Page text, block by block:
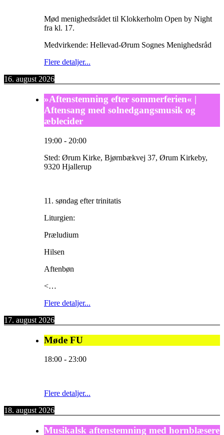
Mød menighedsrådet til Klokkerholm Open by Night
fra kl. 17.
Medvirkende: Hellevad-Ørum Sognes Menighedsråd
Flere detaljer...
16. august 2026
»Aftenstemning efter sommerferien« |
Aftensang med solnedgangsmusik og
æblecider
19:00 - 20:00
Sted: Ørum Kirke, Bjørnbækvej 37, Ørum Kirkeby,
9320 Hjallerup
11. søndag efter trinitatis
Liturgien:
Præludium
Hilsen
Aftenbøn
<…
Flere detaljer...
17. august 2026
Møde FU
18:00 - 23:00
Flere detaljer...
18. august 2026
Musikalsk aftenstemning med hornblæsere